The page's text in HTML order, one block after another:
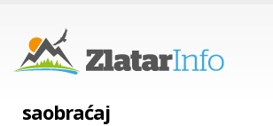
saobraćaj